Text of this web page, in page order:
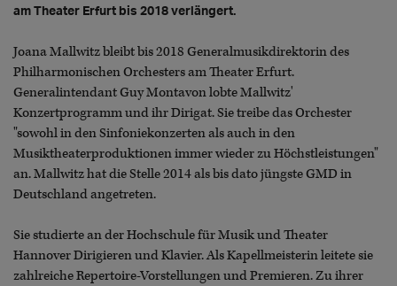
am Theater Erfurt bis 2018 verlängert.
Joana Mallwitz bleibt bis 2018 Generalmusikdirektorin des
Philharmonischen Orchesters am Theater Erfurt.
Generalintendant Guy Montavon lobte Mallwitz'
Konzertprogramm und ihr Dirigat. Sie treibe das Orchester
"sowohl in den Sinfoniekonzerten als auch in den
Musiktheaterproduktionen immer wieder zu Höchstleistungen"
an. Mallwitz hat die Stelle 2014 als bis dato jüngste GMD in
Deutschland angetreten.
Sie studierte an der Hochschule für Musik und Theater
Hannover Dirigieren und Klavier. Als Kapellmeisterin leitete sie
zahlreiche Repertoire-Vorstellungen und Premieren. Zu ihrer